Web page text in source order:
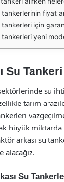
fiyat
için
yeni
Su
su
tarım
büyük miktarda
arkası su
alacağız.
Su